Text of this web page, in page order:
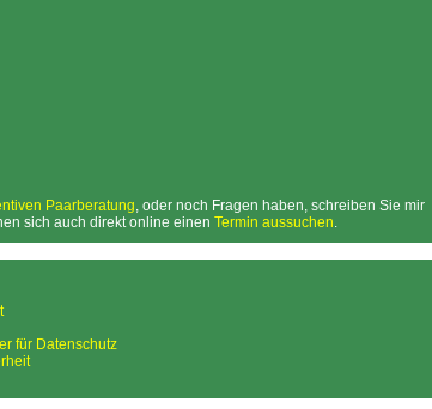
Paarberatung, oder noch Fragen haben, schreiben Sie mir
sich auch direkt online einen Termin aussuchen.
für Datenschutz